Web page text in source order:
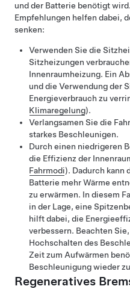
und der Batterie benötigt
Empfehlungen helfen dabei,
senken:
Verwenden Sie die
Sitzheizungen
Innenraumheizung. Ein
und die Verwendung der
Energieverbrauch zu
Klimaregelung).
Verlangsamen Sie die
starkes Beschleunigen.
Durch einen niedrigeren
die Effizienz der
Fahrmodi). Dadurch kann
Batterie mehr Wärme
zu erwärmen. In diesem
in der Lage, eine
hilft dabei, die
verbessern. Beachten
Hochschalten des
Zeit zum Aufwärmen
Beschleunigung wieder
Regeneratives